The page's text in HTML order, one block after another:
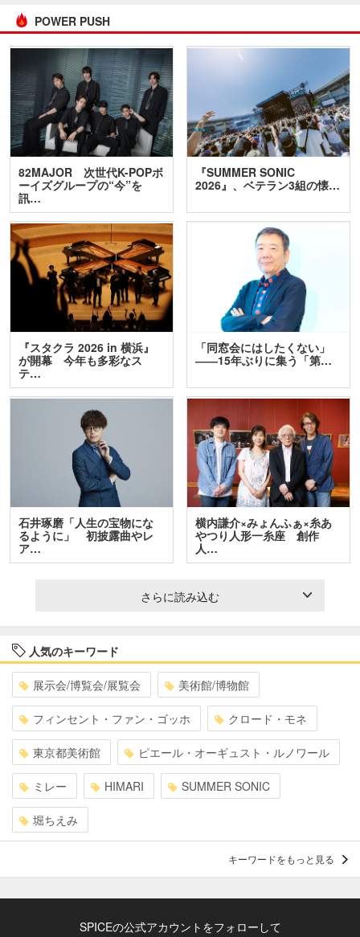
POWER PUSH
82MAJOR 次世代K-POPボ
ーイズグループの“今”を
訊…
『SUMMER SONIC
2026』、ベテラン3組の懐…
『スタクラ 2026 in 横浜』
が開幕 今年も多彩なス
テ…
「同窓会にはしたくない」
――15年ぶりに集う「第…
石井琢磨「人生の宝物にな
るように」 初披露曲やレ
ア…
横内謙介×みょんふぁ×糸あ
やつり人形一糸座 創作
人…
さらに読み込む
人気のキーワード
展示会/博覧会/展覧会 美術館/博物館
フィンセント・ファン・ゴッホ クロード・モネ
東京都美術館 ピエール・オーギュスト・ルノワール
ミレー HIMARI SUMMER SONIC
堀ちえみ
キーワードをもっと見る
SPICEの公式アカウントをフォローして